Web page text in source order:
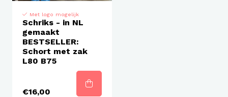
Met logo mogelijk
Schriks - in NL
gemaakt
BESTSELLER:
Schort met zak
L80 B75
€16,00